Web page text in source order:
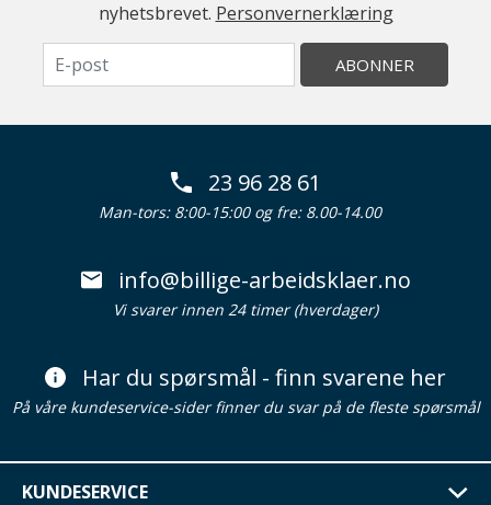
nyhetsbrevet. Personvernerklæring
ABONNER
23 96 28 61
Man-tors: 8:00-15:00 og fre: 8.00-14.00
info@billige-arbeidsklaer.no
Vi svarer innen 24 timer (hverdager)
Har du spørsmål - finn svarene her
På våre kundeservice-sider finner du svar på de fleste spørsmål
KUNDESERVICE